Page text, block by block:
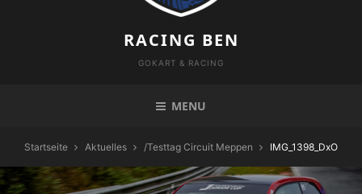
RACING BEN
GOKART & RACING
MENU
Startseite Aktuelles /Testtag Circuit Meppen IMG_1398_DxO